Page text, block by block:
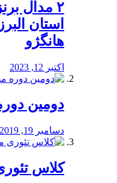
استان
هانگژو
اکتبر 12, 2023
دومین
دسامبر 19, 2019
کلاس